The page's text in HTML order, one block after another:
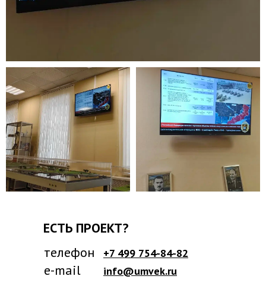
ЕСТЬ ПРОЕКТ?
e-mail info@umvek.ru
телефон +7 499 754-84-82